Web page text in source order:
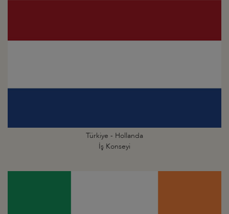
Türkiye - Hollanda
İş Konseyi